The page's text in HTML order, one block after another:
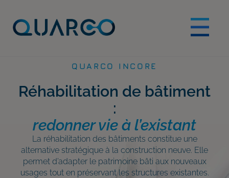
QUARCO INCORE
Réhabilitation de bâtiment
:
redonner vie à l’existant
La réhabilitation des bâtiments constitue une
alternative stratégique à la construction neuve. Elle
permet d’adapter le patrimoine bâti aux nouveaux
usages tout en préservant les structures existantes.